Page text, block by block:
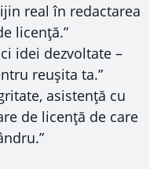
real în redactarea
licență.”
idei dezvoltate –
reușita ta.”
asistență cu
de licență de care